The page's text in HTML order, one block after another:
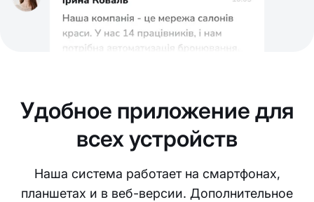
Удобное приложение для
всех устройств
Наша система работает на смартфонах,
планшетах и в веб-версии. Дополнительное